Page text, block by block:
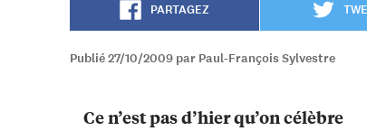
PARTAGEZ
Publié 27/10/2009 par Paul-François Sylvestre
Ce n’est pas d’hier qu’on célèbre